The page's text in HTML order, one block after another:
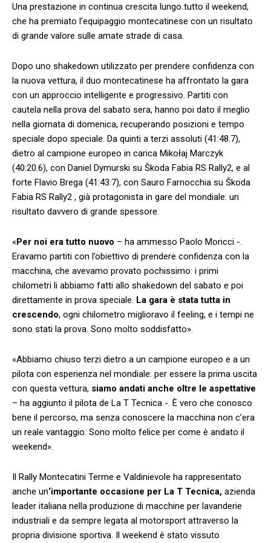
Una prestazione in continua crescita lungo tutto il weekend,
che ha premiato l’equipaggio montecatinese con un risultato
di grande valore sulle amate strade di casa.
Dopo uno shakedown utilizzato per prendere confidenza con
la nuova vettura, il duo montecatinese ha affrontato la gara
con un approccio intelligente e progressivo. Partiti con
cautela nella prova del sabato sera, hanno poi dato il meglio
nella giornata di domenica, recuperando posizioni e tempo
speciale dopo speciale. Da quinti a terzi assoluti (41:48.7),
dietro al campione europeo in carica Mikołaj Marczyk
(40:20.6), con Daniel Dymurski su Škoda Fabia RS Rally2, e al
forte Flavio Brega (41:43.7), con Sauro Farnocchia su Škoda
Fabia RS Rally2 , già protagonista in gare del mondiale: un
risultato davvero di grande spessore.
«Per noi era tutto nuovo – ha ammesso Paolo Moricci -.
Eravamo partiti con l’obiettivo di prendere confidenza con la
macchina, che avevamo provato pochissimo: i primi
chilometri li abbiamo fatti allo shakedown del sabato e poi
direttamente in prova speciale. La gara è stata tutta in
crescendo, ogni chilometro miglioravo il feeling, e i tempi ne
sono stati la prova. Sono molto soddisfatto».
«Abbiamo chiuso terzi dietro a un campione europeo e a un
pilota con esperienza nel mondiale: per essere la prima uscita
con questa vettura, siamo andati anche oltre le aspettative
– ha aggiunto il pilota de La T Tecnica -. È vero che conosco
bene il percorso, ma senza conoscere la macchina non c’era
un reale vantaggio. Sono molto felice per come è andato il
weekend».
Il Rally Montecatini Terme e Valdinievole ha rappresentato
anche un‘importante occasione per La T Tecnica, azienda
leader italiana nella produzione di macchine per lavanderie
industriali e da sempre legata al motorsport attraverso la
propria divisione sportiva. Il weekend è stato vissuto